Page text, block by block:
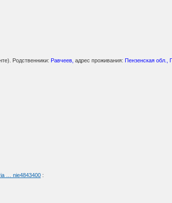
Родственники: Равчеев, адрес проживания:Пензенская обл.,
… nie4843400 :